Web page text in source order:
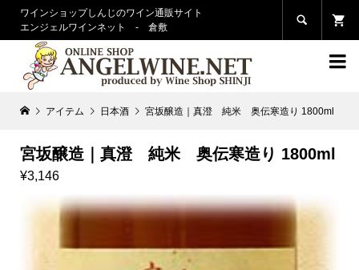
ワインショップしんじのワイン通販サイト
エンジェルワインネット - 倉敷


アイテム 日本酒 宮坂醸造｜真澄 純米 奥伝寒造り 1800ml
宮坂醸造｜真澄 純米 奥伝寒造り 1800ml
¥3,146